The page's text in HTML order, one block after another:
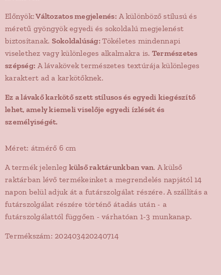
Előnyök:Változatos megjelenés: A különböző stílusú és
méretű gyöngyök egyedi és sokoldalú megjelenést
biztosítanak. Sokoldalúság:Tökéletes mindennapi
viselethez vagy különleges alkalmakra is. Természetes
szépség: A lávakövek természetes textúrája különleges
karaktert ad a karkötőknek.
Ez a lávakő karkötő szett stílusos és egyedi kiegészítő
lehet, amely kiemeli viselője egyedi ízlését és
személyiségét.
Méret: átmérő 6 cm
A termék jelenleg külső raktárunkban van. A külső
raktárban lévő termékeinket a megrendelés napjától 14
napon belül adjuk át a futárszolgálat részére. A szállítás a
futárszolgálat részére történő átadás után - a
futárszolgálattól függően - várhatóan 1-3 munkanap.
Termékszám: 202403420240714